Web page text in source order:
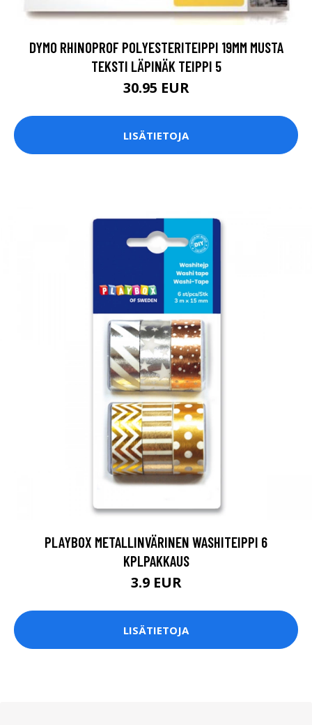
DYMO RHINOPROF POLYESTERITEIPPI 19MM MUSTA
TEKSTI LÄPINÄK TEIPPI 5
30.95 EUR
LISÄTIETOJA
PLAYBOX METALLINVÄRINEN WASHITEIPPI 6
KPLPAKKAUS
3.9 EUR
LISÄTIETOJA